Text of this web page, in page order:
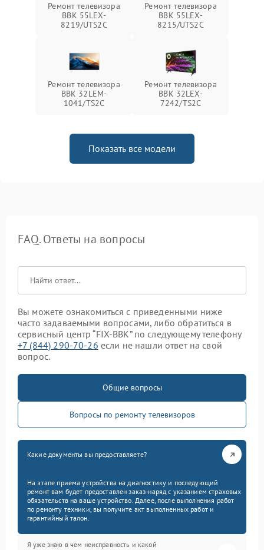
Ремонт телевизора
BBK 55LEX-
8219/UTS2C
Ремонт телевизора
BBK 55LEX-
8215/UTS2C
Ремонт телевизора
BBK 32LEM-
1041/TS2C
Ремонт телевизора
BBK 32LEX-
7242/TS2C
Показать все модели
FAQ. Ответы на вопросы
Вы можете ознакомиться с приведенными ниже
часто задаваемыми вопросами, либо обратиться в
сервисный центр “FIX-BBK” по следующему телефону
+7 (844) 290-70-26 если не нашли ответ на свой
вопрос.
Общие вопросы
Вопросы по ремонту телевизоров
Какие документы вы предоставляете?
На этапе приема устройства на диагностику и последующий
ремонт вам будет предоставлен заказ-наряд с указанием страховых
обязательств на ваше устройство. Далее, после выполнения работ
по ремонту техники, вы получите акт выполненных работ и
гарантийный талон.
Я уже знаю в чем неисправность и какой